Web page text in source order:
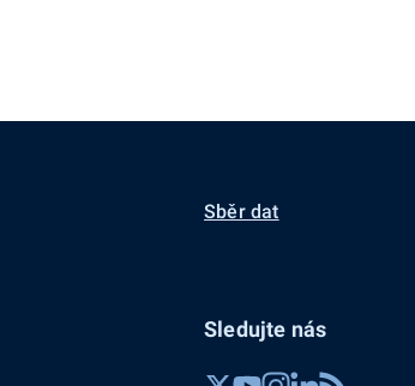
Sběr dat
Sledujte nás